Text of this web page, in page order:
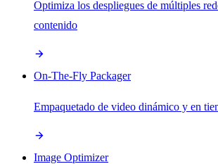
Optimiza los despliegues de múltiples
contenido
On-The-Fly Packager
Empaquetado de video dinámico y en
Image Optimizer